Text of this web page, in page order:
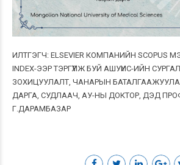
ИЛТГЭГЧ: ELSEVIER КОМПАНИЙН
INDEX-ЭЭР ТЭРГҮҮЛЖ БУЙ АШУҮИС-ИЙН
ЗОХИЦУУЛАЛТ, ЧАНАРЫН
ДАРГА, СУДЛААЧ, АУ-НЫ ДОКТОР, ДЭД
Г.ДАРАМБАЗАР